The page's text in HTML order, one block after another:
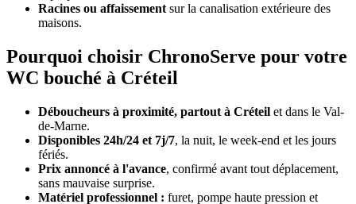
Racines ou affaissement sur la canalisation extérieure des
maisons.
Pourquoi choisir ChronoServe pour votre
WC bouché à Créteil
Déboucheurs à proximité, partout à Créteil et dans le Val-
de-Marne.
Disponibles 24h/24 et 7j/7, la nuit, le week-end et les jours
fériés.
Prix annoncé à l'avance, confirmé avant tout déplacement,
sans mauvaise surprise.
Matériel professionnel : furet, pompe haute pression et